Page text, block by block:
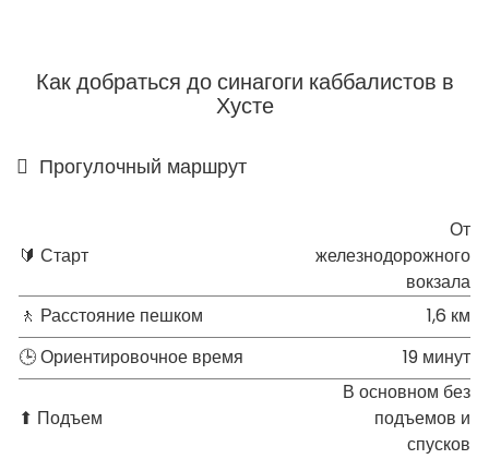
Как добраться до синагоги каббалистов в
Хусте
Прогулочный маршрут
🔰 Старт
От
железнодорожного
вокзала
🚶 Расстояние пешком
1,6 км
🕒 Ориентировочное время
19 минут
⬆ Подъем
В основном без
подъемов и
спусков